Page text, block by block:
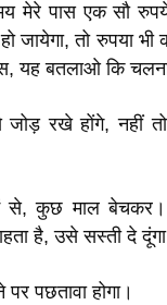
मेरे पास एक सौ
जायेगा, तो रुपया
यह बतलाओ कि
जोड़ रखे होंगे, नहीं
से, कुछ माल
है, उसे सस्ती दे
पछतावा होगा।